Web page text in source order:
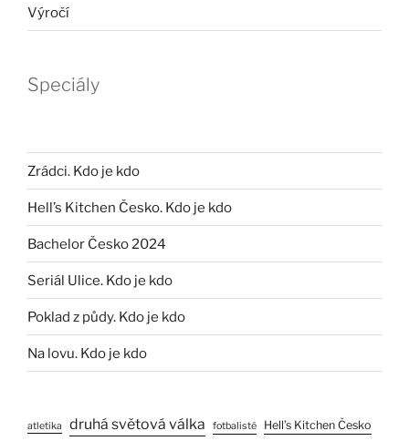
Výročí
Speciály
Zrádci. Kdo je kdo
Hell’s Kitchen Česko. Kdo je kdo
Bachelor Česko 2024
Seriál Ulice. Kdo je kdo
Poklad z půdy. Kdo je kdo
Na lovu. Kdo je kdo
atletika druhá světová válka fotbalisté Hell’s Kitchen Česko